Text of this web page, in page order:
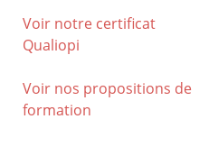
Voir notre certificat
Qualiopi
Voir nos propositions de
formation